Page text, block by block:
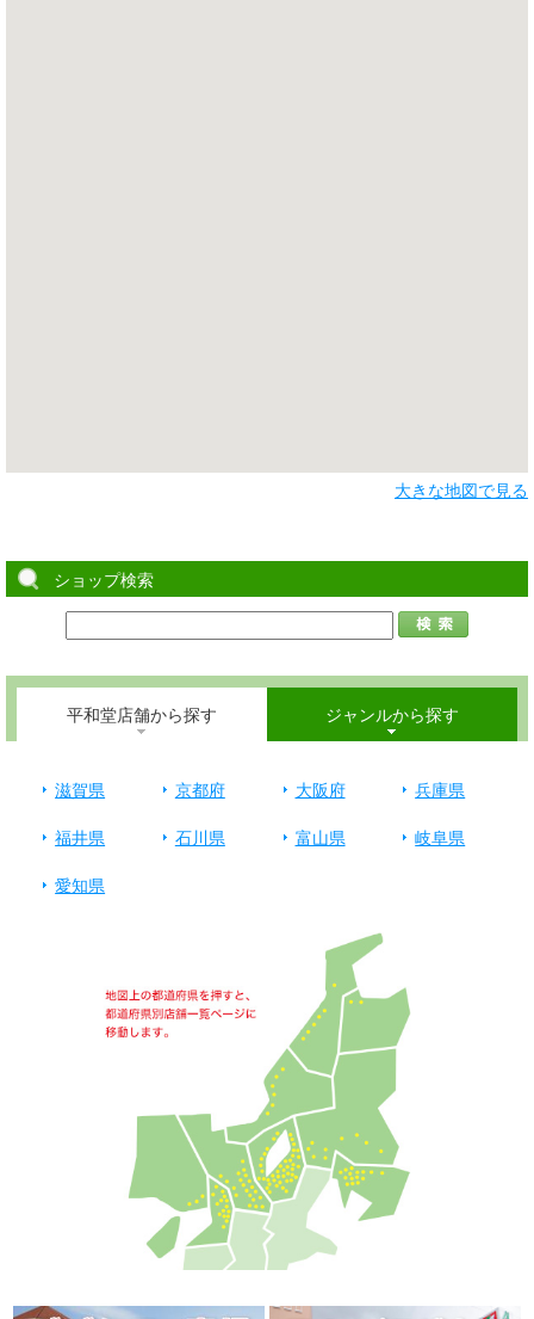
大きな地図で見る
ショップ検索
平和堂店舗から探す ジャンルから探す
滋賀県 京都府 大阪府
兵庫県
福井県
石川県 富山県
岐阜県
愛知県